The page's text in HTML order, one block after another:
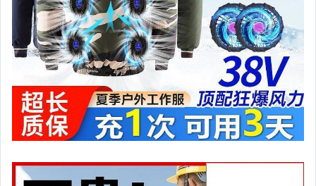
女裝與服飾配件
偶像、球員卡與郵幣
女包精品與女鞋
家電與影音視聽